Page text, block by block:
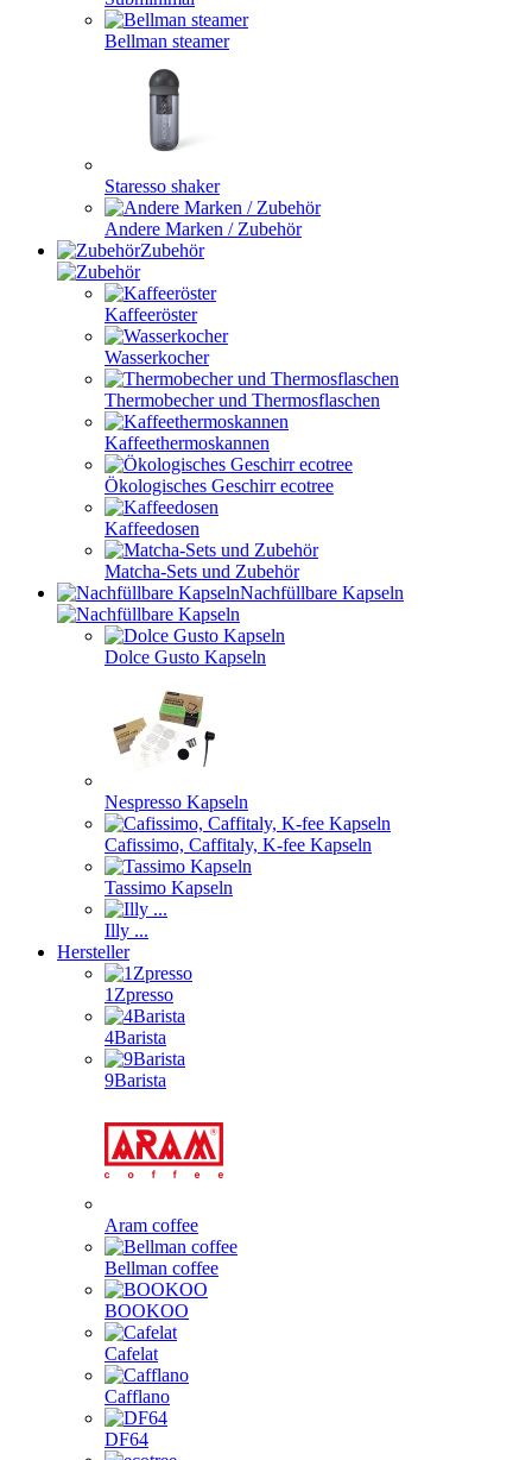
Bellman steamer
Staresso shaker
Andere Marken / Zubehör
Zubehör
Kaffeeröster
Wasserkocher
Thermobecher und Thermosflaschen
Kaffeethermoskannen
Ökologisches Geschirr ecotree
Kaffeedosen
Matcha-Sets und Zubehör
Nachfüllbare Kapseln
Dolce Gusto Kapseln
Nespresso Kapseln
Cafissimo, Caffitaly, K-fee Kapseln
Tassimo Kapseln
Illy ...
Hersteller
1Zpresso
4Barista
9Barista
Aram coffee
Bellman coffee
BOOKOO
Cafelat
Cafflano
DF64